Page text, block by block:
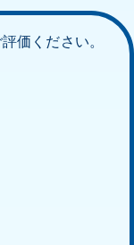
価ください。